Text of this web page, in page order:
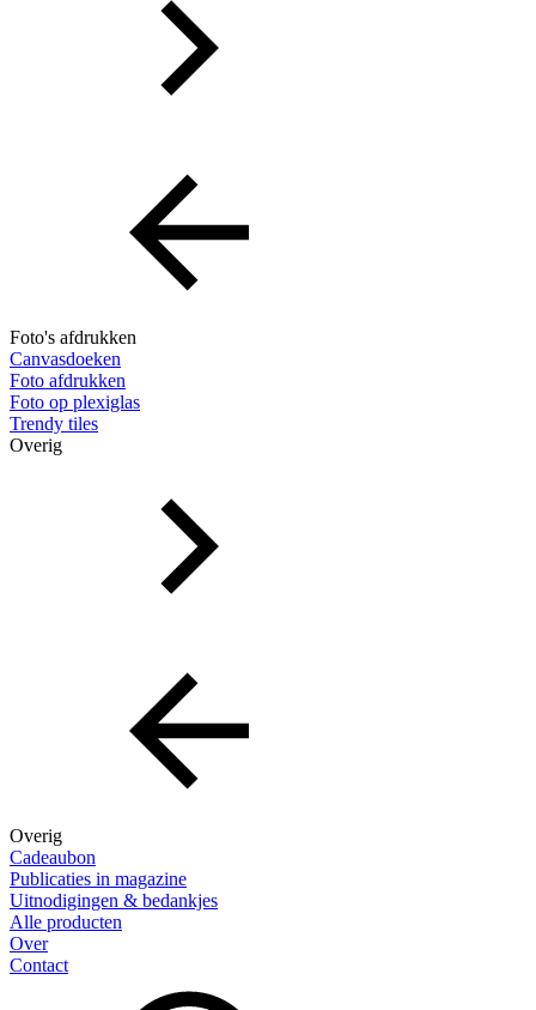
Foto's afdrukken
Canvasdoeken
Foto afdrukken
Foto op plexiglas
Trendy tiles
Overig
Overig
Cadeaubon
Publicaties in magazine
Uitnodigingen & bedankjes
Alle producten
Over
Contact